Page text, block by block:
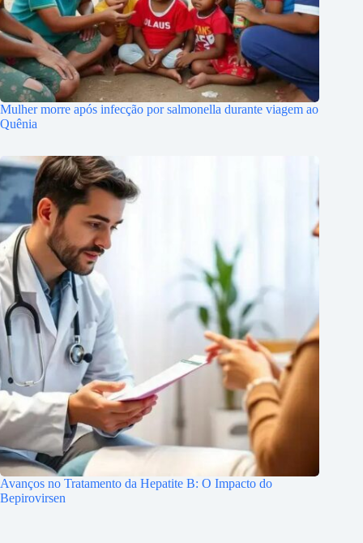
Mulher morre após infecção por salmonella durante viagem ao
Quênia
Avanços no Tratamento da Hepatite B: O Impacto do
Bepirovirsen